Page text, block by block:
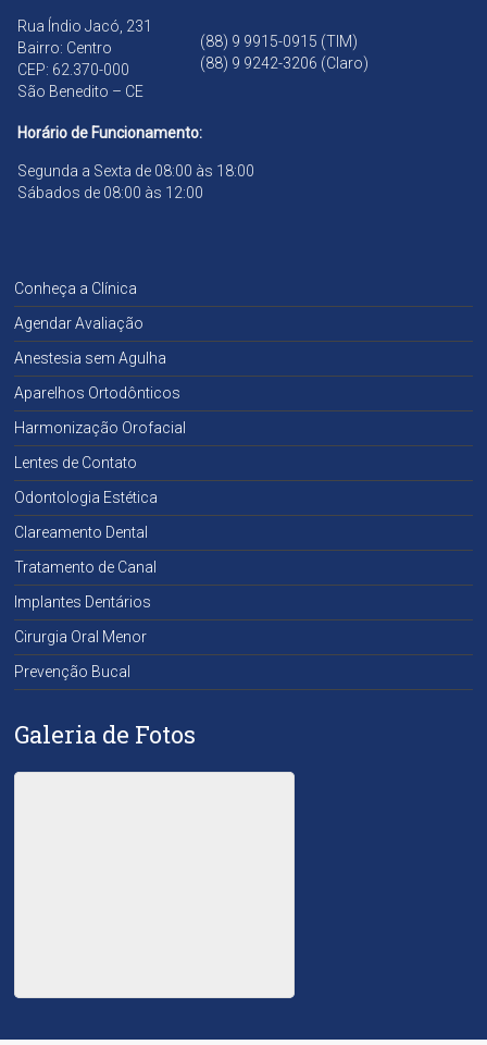
Rua Índio Jacó, 231
Bairro: Centro
CEP: 62.370-000
São Benedito – CE
(88) 9 9915-0915 (TIM)
(88) 9 9242-3206 (Claro)
Horário de Funcionamento:
Segunda a Sexta de 08:00 às 18:00
Sábados de 08:00 às 12:00
Conheça a Clínica
Agendar Avaliação
Anestesia sem Agulha
Aparelhos Ortodônticos
Harmonização Orofacial
Lentes de Contato
Odontologia Estética
Clareamento Dental
Tratamento de Canal
Implantes Dentários
Cirurgia Oral Menor
Prevenção Bucal
Galeria de Fotos